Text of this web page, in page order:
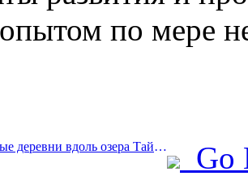
по мере
Prev:Старинные деревни вдоль озера Тайху в Хучжоу провинции Чжэцзян начали реконструкцию и модернизацию, в которые было инвестировано около 1 млрд юаней.
Go